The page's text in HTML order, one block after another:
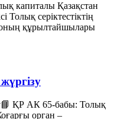
капиталы Қазақстан
Толық серiктестiктiң
құрылтайшылары
жүргізу
ҚР АК 65-бабы: Толық
орган –